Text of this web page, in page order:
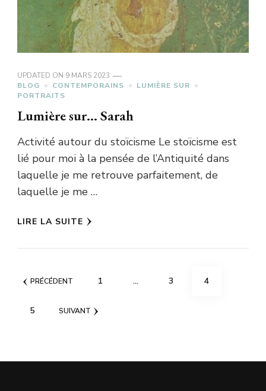
UPDATED ON 9 MARS 2023
BLOG
CONTEMPORAINS
LUMIÈRE SUR
PORTRAITS
Lumière sur… Sarah
Activité autour du stoïcisme Le stoïcisme est
lié pour moi à la pensée de l’Antiquité dans
laquelle je me retrouve parfaitement, de
laquelle je me …
LIRE LA SUITE
Pagination
publications
PRÉCÉDENT PAGE
1 … PAGE
3 PAGE
4
PAGE
5 SUIVANT